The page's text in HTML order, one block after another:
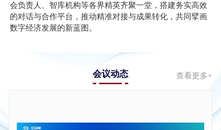
会负责人、智库机构等各界精英齐聚一堂，搭建务实高效
的对话与合作平台，推动精准对接与成果转化，共同擘画
数字经济发展的新蓝图。
会议动态 查看更多+